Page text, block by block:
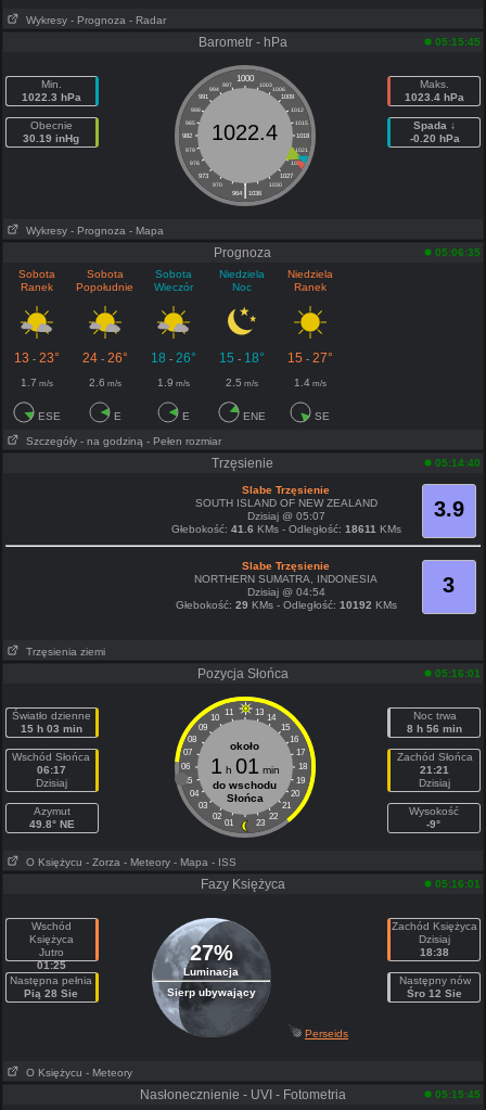
Wykresy - Prognoza - Radar
Barometr - hPa 05:15:45
Min.
1022.3 hPa
Obecnie
30.19 inHg
1000
997 1003
994
1006
991
1009
988
1012
985
1015
982
1018
979
1021
976
1024
973
1027
970
1030
|
964 1036
1022.4
Maks.
1023.4 hPa
Spada ↓
-0.20 hPa
Wykresy - Prognoza - Mapa
Prognoza
05:06:35
Sobota
Ranek
Sobota
Popołudnie
Sobota
Wieczór
Niedziela
Noc
Niedziela
Ranek
13 -23° 24- 26° 18 - 26° 15 - 18° 15 - 27°
1.7 m/s 2.6 m/s 1.9 m/s 2.5 m/s 1.4m/s
ESE E E ENE SE
Szczegóły - na godziną - Pełen rozmiar
Trzęsienie 05:14:40
3.9
Slabe Trzęsienie
SOUTH ISLAND OF NEW ZEALAND
Dzisiaj @ 05:07
Głebokość: 41.6 KMs - Odległość: 18611 KMs
3
Slabe Trzęsienie
NORTHERN SUMATRA, INDONESIA
Dzisiaj @ 04:54
Głebokość: 29 KMs - Odległość: 10192 KMs
Trzęsienia ziemi
Pozycja Słońca 05:16:01
Światło dzienne
15 h 03 min
Wschód Słońca
06:17
Dzisiaj
Azymut
49.8° NE
11 13
10
14
09
15
08
16
07
17
06
18
05
19
04
20
03
21
02
22
01 23
około
1 h 01 min
do wschodu
Słońca
Noc trwa
8 h 56 min
Zachód Słońca
21:21
Dzisiaj
Wysokość
-9°
O Księżycu - Zorza - Meteory - Mapa - ISS
Fazy Księżyca 05:16:01
Wschód
Księżyca
Jutro
01:25
Następna pełnia
Pią 28 Sie
27%
Luminacja
Sierp ubywający
Zachód Księżyca
Dzisiaj
18:38
Następny nów
Śro 12 Sie
Perseids
O Księżycu - Meteory
Nasłonecznienie - UVI - Fotometria 05:15:45